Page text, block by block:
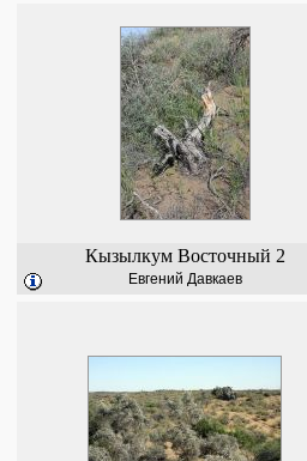
Кызылкум Восточный 2
Евгений Давкаев